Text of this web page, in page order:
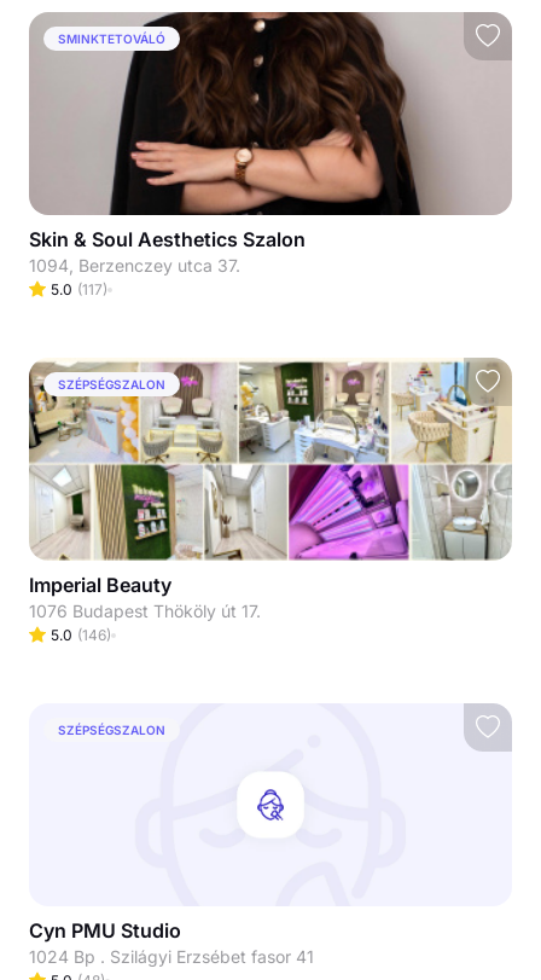
SMINKTETOVÁLÓ
Skin & Soul Aesthetics Szalon
1094, Berzenczey utca 37.
5.0 (117)
SZÉPSÉGSZALON
Imperial Beauty
1076 Budapest Thököly út 17.
5.0 (146)
SZÉPSÉGSZALON
Cyn PMU Studio
1024 Bp . Szilágyi Erzsébet fasor 41